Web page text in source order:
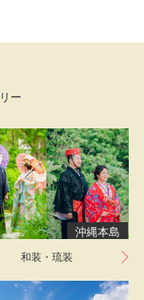
ー
沖縄本島
和装・琉装